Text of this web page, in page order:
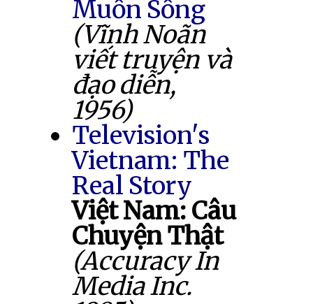
Muốn Sống
(Vĩnh Noãn
viết truyện và
đạo diễn,
1956)
Television's
Vietnam: The
Real Story
Việt Nam: Câu
Chuyện Thật
(Accuracy In
Media Inc.